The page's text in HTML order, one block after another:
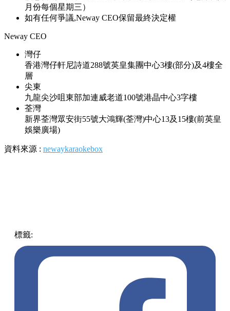
月份每個星期三）
如有任何爭議,Neway CEO保留最終決定權
Neway CEO
灣仔
香港灣仔軒尼詩道288號英皇集團中心3樓(部分)及4樓全
層
尖東
九龍尖沙咀東部加連威老道100號港晶中心3字樓
荃灣
新界荃灣眾安街55號大鴻輝(荃灣)中心13及15樓(前英皇
娛樂廣場)
資料來源 : newaykaraokebox
標籤: